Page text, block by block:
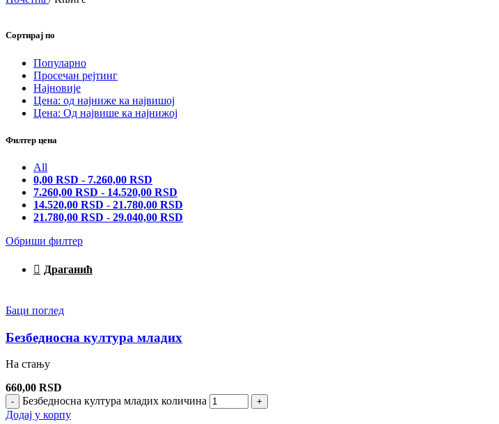
Сортирај по
Популарно
Просечан рејтинг
Најновије
Цена: од најниже ка највишој
Цена: Од највише ка најнижој
Филтер цена
All
0,00 RSD - 7.260,00 RSD
7.260,00 RSD - 14.520,00 RSD
14.520,00 RSD - 21.780,00 RSD
21.780,00 RSD - 29.040,00 RSD
Обриши филтер
Драганић
Баци поглед
Безбедносна култура младих
На стању
660,00 RSD
- Безбедносна култура младих количина +
Додај у корпу